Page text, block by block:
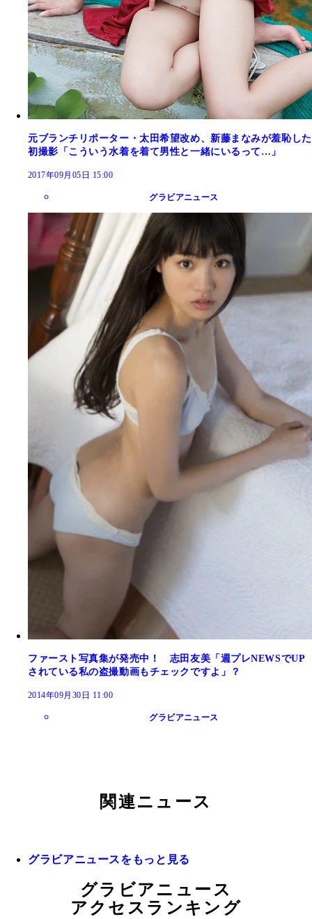
元ブランチリポーター・太田希望改め、新藤まなみが羞恥した
初撮影「こういう水着を着て男性と一緒にいるって…」
2017年09月05日 15:00
グラビアニュース
ファースト写真集が発売中！ 志田友美「週プレNEWSでUP
されている私の盗撮動画もチェックですよ」？
2014年09月30日 11:00
グラビアニュース
関連ニュース
グラビアニュースをもっと見る
グラビアニュース
アクセスランキング